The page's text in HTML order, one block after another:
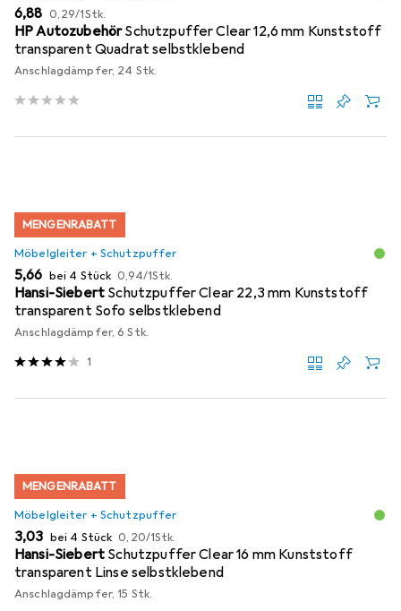
EUR
6,88 EUR
0,29/1Stk.
HP AutozubehörSchutzpuffer Clear 12,6 mm Kunststoff
transparent Quadrat selbstklebend
Anschlagdämpfer, 24 Stk.
MENGENRABATT
Möbelgleiter + Schutzpuffer
EUR
5,66 bei 4 Stück EUR
0,94/1Stk.
Hansi-Siebert Schutzpuffer Clear 22,3 mm Kunststoff
transparent Sofo selbstklebend
Anschlagdämpfer, 6 Stk.
1
MENGENRABATT
Möbelgleiter + Schutzpuffer
EUR
3,03 bei 4 Stück EUR
0,20/1Stk.
Hansi-Siebert Schutzpuffer Clear 16 mm Kunststoff
transparent Linse selbstklebend
Anschlagdämpfer, 15 Stk.